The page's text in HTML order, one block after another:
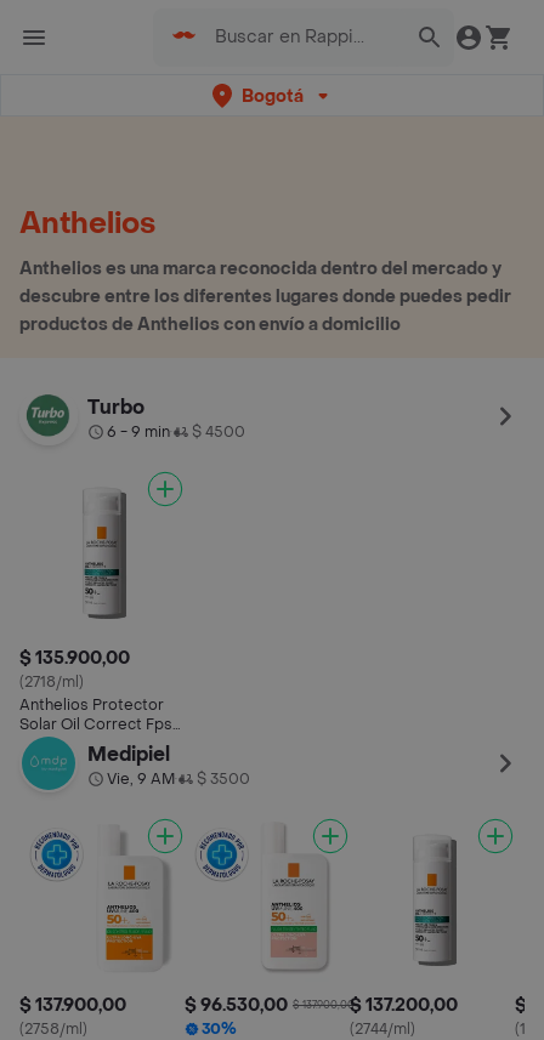
Bogotá
Anthelios
Anthelios es una marca reconocida dentro del mercado y
descubre entre los diferentes lugares donde puedes pedir
productos de Anthelios con envío a domicilio
Turbo
6 - 9 min• $ 4500
$ 135.900,00
(2718/ml)
Anthelios Protector
Solar Oil Correct Fps
50 +
Medipiel
Vie, 9 AM• $ 3500
$ 137.900,00
(2758/ml)
$ 96.530,00 $ 137.900,00
30%
$ 137.200,00
(2744/ml)
$